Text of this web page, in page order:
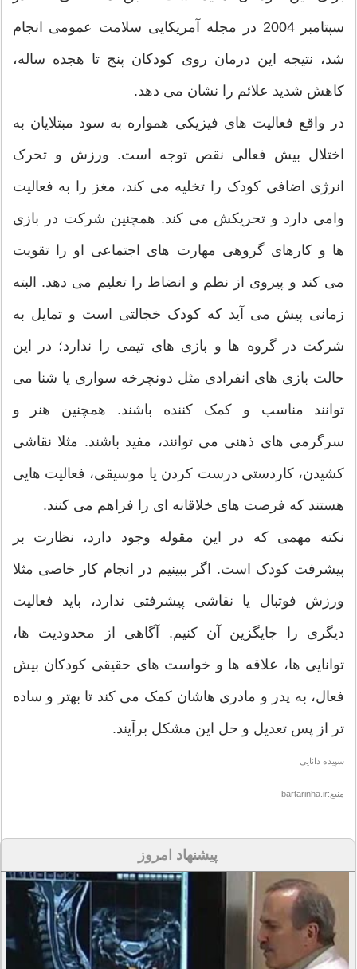
سپتامبر 2004 در مجله آمریکایی سلامت عمومی انجام
شد، نتیجه این درمان روی کودکان پنج تا هجده ساله،
کاهش شدید علائم را نشان می دهد.
در واقع فعالیت های فیزیکی همواره به سود مبتلایان به
اختلال بیش فعالی نقص توجه است. ورزش و تحرک
انرژی اضافی کودک را تخلیه می کند، مغز را به فعالیت
وامی دارد و تحریکش می کند. همچنین شرکت در بازی
ها و کارهای گروهی مهارت های اجتماعی او را تقویت
می کند و پیروی از نظم و انضاط را تعلیم می دهد. البته
زمانی پیش می آید که کودک خجالتی است و تمایل به
شرکت در گروه ها و بازی های تیمی را ندارد؛ در این
حالت بازی های انفرادی مثل دونچرخه سواری یا شنا می
توانند مناسب و کمک کننده باشند. همچنین هنر و
سرگرمی های ذهنی می توانند، مفید باشند. مثلا نقاشی
کشیدن، کاردستی درست کردن یا موسیقی، فعالیت هایی
هستند که فرصت های خلاقانه ای را فراهم می کنند.
نکته مهمی که در این مقوله وجود دارد، نظارت بر
پیشرفت کودک است. اگر ببینیم در انجام کار خاصی مثلا
ورزش فوتبال یا نقاشی پیشرفتی ندارد، باید فعالیت
دیگری را جایگزین آن کنیم. آگاهی از محدودیت ها،
توانایی ها، علاقه ها و خواست های حقیقی کودکان بیش
فعال، به پدر و مادری هاشان کمک می کند تا بهتر و ساده
تر از پس تعدیل و حل این مشکل برآیند.
سپیده دانایی
منبع:bartarinha.ir
پیشنهاد امروز